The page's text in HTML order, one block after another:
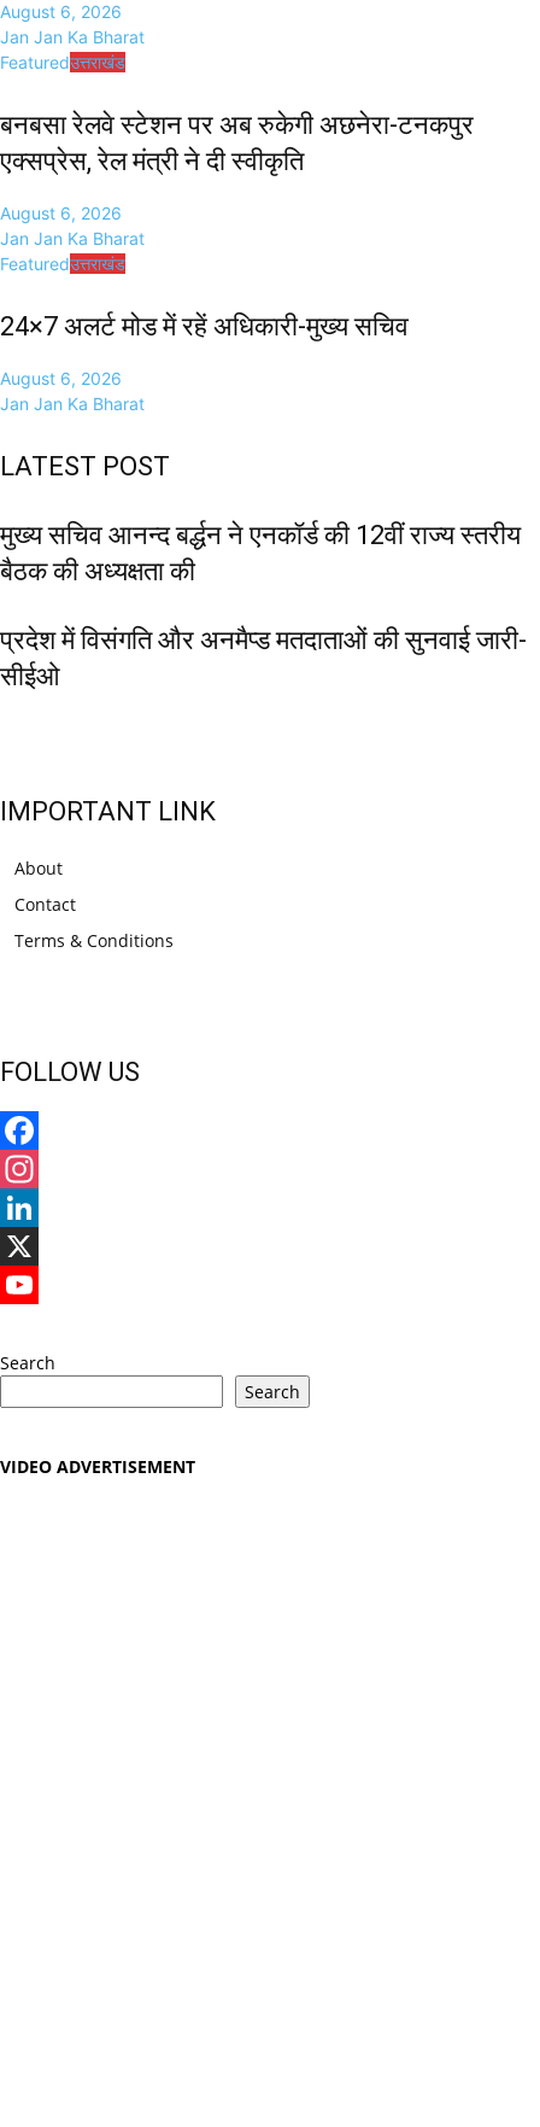
August 6, 2026
Jan Jan Ka Bharat
Featuredउत्तराखंड
बनबसा रेलवे स्टेशन पर अब रुकेगी अछनेरा-टनकपुर
एक्सप्रेस, रेल मंत्री ने दी स्वीकृति
August 6, 2026
Jan Jan Ka Bharat
Featuredउत्तराखंड
24×7 अलर्ट मोड में रहें अधिकारी-मुख्य सचिव
August 6, 2026
Jan Jan Ka Bharat
LATEST POST
मुख्य सचिव आनन्द बर्द्धन ने एनकॉर्ड की 12वीं राज्य स्तरीय
बैठक की अध्यक्षता की
प्रदेश में विसंगति और अनमैप्ड मतदाताओं की सुनवाई जारी-
सीईओ
IMPORTANT LINK
About
Contact
Terms & Conditions
FOLLOW US
Facebook
Instagram
LinkedIn
X
Search
Search
VIDEO ADVERTISEMENT